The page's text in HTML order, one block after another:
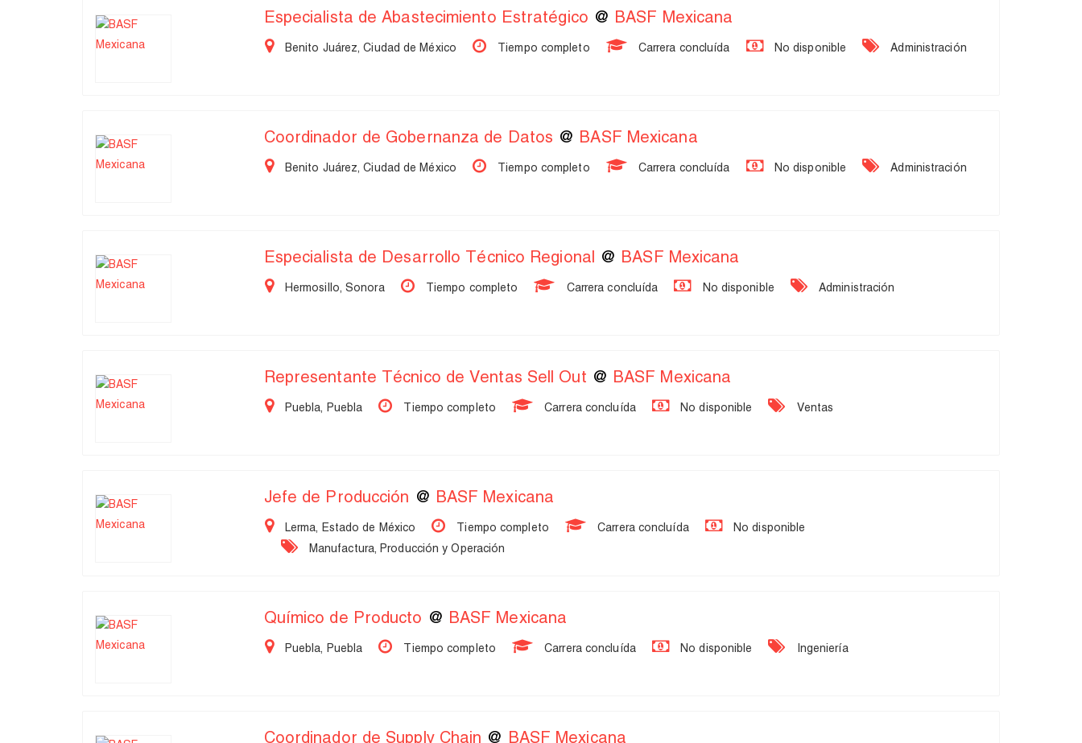
Especialista de Abastecimiento Estratégico @ BASF Mexicana
Benito Juárez, Ciudad de México Tiempo completo Carrera concluída No disponible Administración
Coordinador de Gobernanza de Datos @ BASF Mexicana
Benito Juárez, Ciudad de México Tiempo completo Carrera concluída No disponible Administración
Especialista de Desarrollo Técnico Regional @ BASF Mexicana
Hermosillo, Sonora Tiempo completo Carrera concluída No disponible Administración
Representante Técnico de Ventas Sell Out @ BASF Mexicana
Puebla, Puebla Tiempo completo Carrera concluída No disponible Ventas
Jefe de Producción @ BASF Mexicana
Lerma, Estado de México Tiempo completo Carrera concluída
No disponible
Manufactura, Producción y Operación
Químico de Producto @ BASF Mexicana
Puebla, Puebla Tiempo completo Carrera concluída No disponible Ingeniería
Coordinador de Supply Chain @ BASF Mexicana